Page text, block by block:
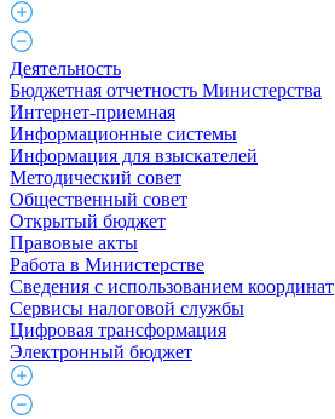
Деятельность
Бюджетная отчетность Министерства
Интернет-приемная
Информационные системы
Информация для взыскателей
Методический совет
Общественный совет
Открытый бюджет
Правовые акты
Работа в Министерстве
Cведения с использованием координат
Сервисы налоговой службы
Цифровая трансформация
Электронный бюджет